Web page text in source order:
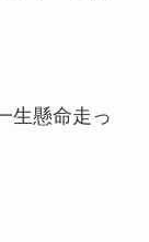
生懸命走っ